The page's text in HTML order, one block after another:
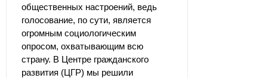
общественных настроений, ведь
голосование, по сути, является
огромным социологическим
опросом, охватывающим всю
страну. В Центре гражданского
развития (ЦГР) мы решили